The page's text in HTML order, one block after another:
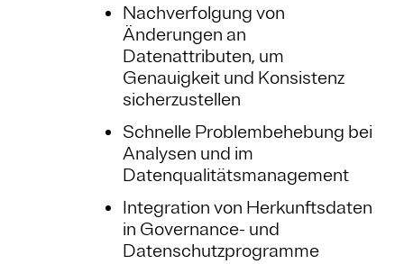
Nachverfolgung von
Änderungen an
Datenattributen, um
Genauigkeit und Konsistenz
sicherzustellen
Schnelle Problembehebung bei
Analysen und im
Datenqualitätsmanagement
Integration von Herkunftsdaten
in Governance- und
Datenschutzprogramme